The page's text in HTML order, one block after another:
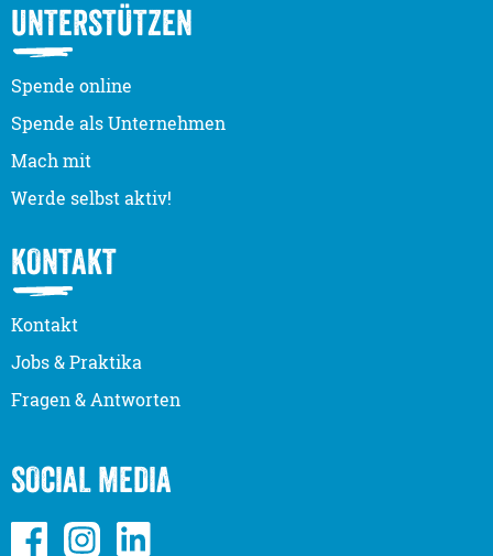
UNTERSTÜTZEN
Spende online
Spende als Unternehmen
Mach mit
Werde selbst aktiv!
KONTAKT
Kontakt
Jobs & Praktika
Fragen & Antworten
SOCIAL MEDIA